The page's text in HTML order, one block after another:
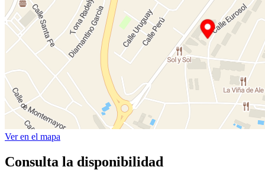
Ver en el mapa
Consulta la disponibilidad